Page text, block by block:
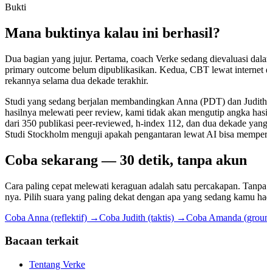
Bukti
Mana buktinya kalau ini berhasil?
Dua bagian yang jujur. Pertama, coach Verke sedang dievaluasi
primary outcome belum dipublikasikan. Kedua, CBT lewat
rekannya selama dua dekade terakhir.
Studi yang sedang berjalan membandingkan Anna (PDT) dan
hasilnya melewati peer review, kami tidak akan mengutip angka
dari 350 publikasi peer-reviewed, h-index 112, dan dua dekade
Studi Stockholm menguji apakah pengantaran lewat AI bisa
Coba sekarang — 30 detik, tanpa akun
Cara paling cepat melewati keraguan adalah satu percakapan.
nya. Pilih suara yang paling dekat dengan apa yang sedang kamu
Coba Anna (reflektif) →Coba Judith (taktis) →Coba Amanda
Bacaan terkait
Tentang Verke